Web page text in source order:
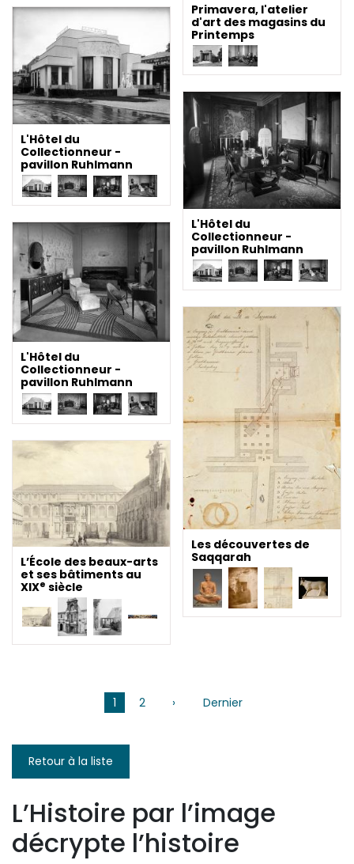
Primavera, l'atelier
d'art des magasins du
Printemps
L'Hôtel du
Collectionneur -
pavillon Ruhlmann
L'Hôtel du
Collectionneur -
pavillon Ruhlmann
L'Hôtel du
Collectionneur -
pavillon Ruhlmann
Les découvertes de
Saqqarah
L’École des beaux-arts
et ses bâtiments au
XIXe siècle
Pagination1 2 ›
Page
Dernier
Retour à la liste
L’Histoire par l’image
décrypte l’histoire